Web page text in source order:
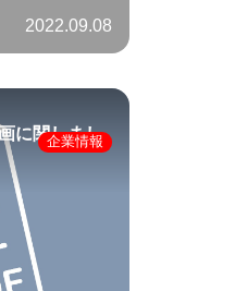
2022.09.08
に関しまし
企業情報